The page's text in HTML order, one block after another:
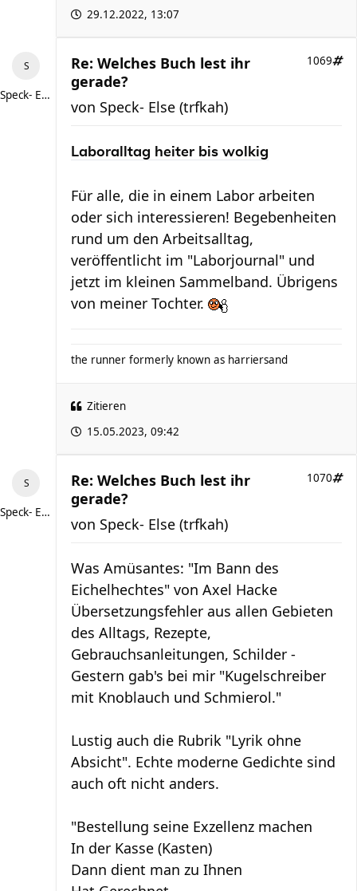
29.12.2022, 13:07
Speck- Else (trfkah)
Re: Welches Buch lest ihr
gerade?
1069
von Speck- Else (trfkah)
Laboralltag heiter bis wolkig
Für alle, die in einem Labor arbeiten
oder sich interessieren! Begebenheiten
rund um den Arbeitsalltag,
veröffentlicht im "Laborjournal" und
jetzt im kleinen Sammelband. Übrigens
von meiner Tochter.
the runner formerly known as harriersand
Zitieren
15.05.2023, 09:42
Speck- Else (trfkah)
Re: Welches Buch lest ihr
gerade?
1070
von Speck- Else (trfkah)
Was Amüsantes: "Im Bann des
Eichelhechtes" von Axel Hacke
Übersetzungsfehler aus allen Gebieten
des Alltags, Rezepte,
Gebrauchsanleitungen, Schilder -
Gestern gab's bei mir "Kugelschreiber
mit Knoblauch und Schmierol."
Lustig auch die Rubrik "Lyrik ohne
Absicht". Echte moderne Gedichte sind
auch oft nicht anders.
"Bestellung seine Exzellenz machen
In der Kasse (Kasten)
Dann dient man zu Ihnen